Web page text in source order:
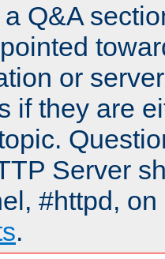
Q&A
or
if they are
Server
#httpd,
.